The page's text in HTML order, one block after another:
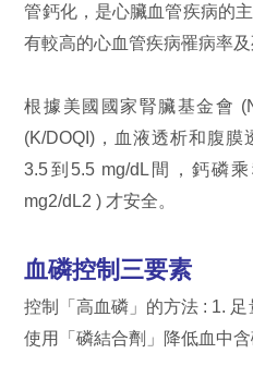
管鈣化，是心臟血管疾病的
有較高的心血管疾病罹病率及
根據美國國家腎臟基金會
(K/DOQI)，血液透析和腹
3.5到5.5 mg/dL間，鈣磷
mg2/dL2 ) 才安全。
血磷控制三要素
控制「高血磷」的方法 : 1.
使用「磷結合劑」降低血中含